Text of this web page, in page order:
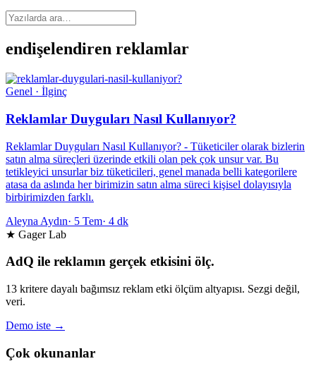
endişelendiren reklamlar
Genel · İlginç
Reklamlar Duyguları Nasıl Kullanıyor?
Reklamlar Duyguları Nasıl Kullanıyor? - Tüketiciler olarak bizlerin
satın alma süreçleri üzerinde etkili olan pek çok unsur var. Bu
tetikleyici unsurlar biz tüketicileri, genel manada belli kategorilere
atasa da aslında her birimizin satın alma süreci kişisel dolayısıyla
birbirimizden farklı.
Aleyna Aydın· 5 Tem· 4 dk
★ Gager Lab
AdQ ile reklamın gerçek etkisini ölç.
13 kritere dayalı bağımsız reklam etki ölçüm altyapısı. Sezgi değil,
veri.
Demo iste →
Çok okunanlar